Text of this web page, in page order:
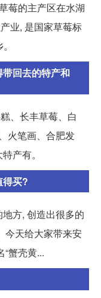
莓的主产区在水湖
业, 是国家草莓标
回去的特产和
、长丰草莓、白
火笔画、合肥发
产有。
得买?
方, 创造出很多的
今天给大家带来安
蟹壳黄...